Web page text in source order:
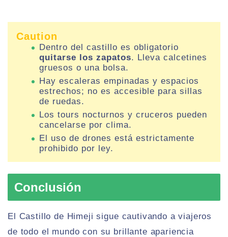
Caution
Dentro del castillo es obligatorio
quitarse los zapatos. Lleva calcetines
gruesos o una bolsa.
Hay escaleras empinadas y espacios
estrechos; no es accesible para sillas
de ruedas.
Los tours nocturnos y cruceros pueden
cancelarse por clima.
El uso de drones está estrictamente
prohibido por ley.
Conclusión
El Castillo de Himeji sigue cautivando a viajeros
de todo el mundo con su brillante apariencia